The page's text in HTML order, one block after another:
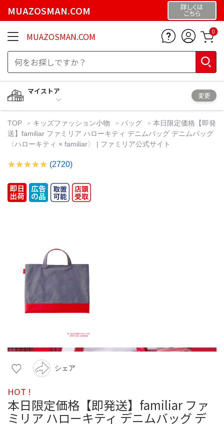
MUAZOSMAN.COM 詳しくは
こちら
MUAZOSMAN.COM 0
マイストア
変更
TOP キッズファッション小物 バッグ
本日限定価格【即発
送】familiar ファミリア ハローキティ デニムバッグ デニムバッグ
〈ハローキティ × familiar〉 | ファミリア公式サイト
(2720)
シェア
HOT !
本日限定価格【即発送】familiar ファ
ミリア ハローキティ デニムバッグ デ